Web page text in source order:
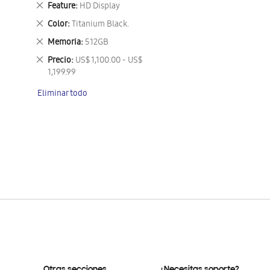
Feature HD Display
Eliminar
este
artículo
Color Titanium Black.
Eliminar
este
artículo
Memoria 512GB
Eliminar
este
artículo
Precio US$ 1,100.00 - US$
1,199.99
Eliminar
este
Eliminar todo